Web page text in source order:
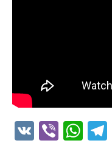
VK Viber